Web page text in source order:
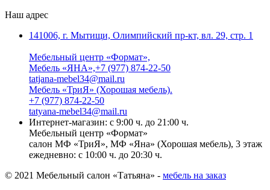
Наш адрес
141006, г. Мытищи, Олимпийский пр-кт, вл. 29, стр. 1
Мебельный центр «Формат»,
Мебель «ЯНА»,+7 (977) 874-22-50
tatjana-mebel34@mail.ru
Мебель «ТриЯ» (Хорошая мебель).
+7 (977) 874-22-50
tatyana-mebel34@mail.ru
Интернет-магазин: с 9:00 ч. до 21:00 ч.
Мебельный центр «Формат»
салон МФ «ТриЯ», МФ «Яна» (Хорошая мебель), 3 этаж
ежедневно: с 10:00 ч. до 20:30 ч.
© 2021 Мебельный салон «Татьяна» - мебель на заказ